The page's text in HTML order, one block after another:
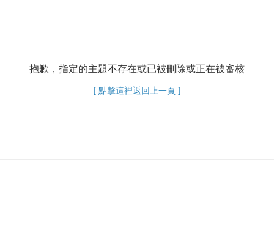
抱歉，指定的主題不存在或已被刪除或正在被審核
[ 點擊這裡返回上一頁 ]